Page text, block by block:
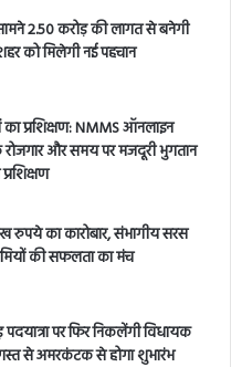
2.50 करोड़ की लागत से बनेगी
को मिलेगी नई पहचान
प्रशिक्षण: NMMS ऑनलाइन
और समय पर मजदूरी भुगतान
रुपये का कारोबार, संभागीय सरस
की सफलता का मंच
पर फिर निकलेंगी विधायक
से अमरकंटक से होगा शुभारंभ